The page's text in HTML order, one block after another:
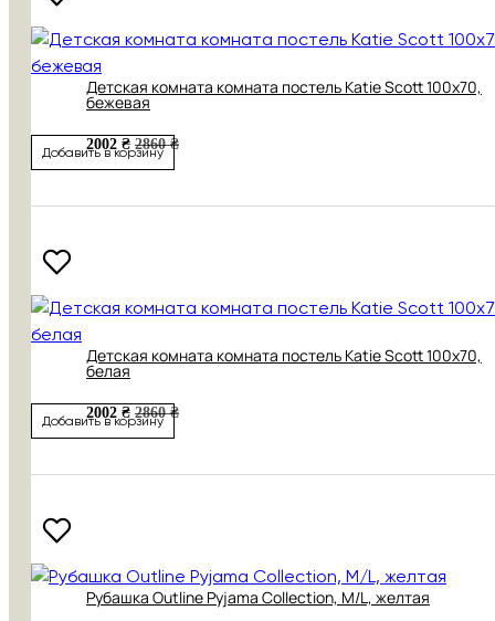
Детская комната комната постель Katie Scott 100x70,
бежевая
2002 ₴ 2860 ₴
Добавить в корзину
Детская комната комната постель Katie Scott 100x70,
белая
2002 ₴ 2860 ₴
Добавить в корзину
Рубашка Outline Pyjama Collection, M/L, желтая